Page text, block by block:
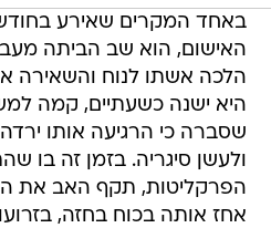
באחד המקרים שאירע בחודש
האישום, הוא שב הביתה
הלכה אשתו לנוח והשאירה
היא ישנה כשעתיים, קמה
שסברה כי הרגיעה אותו
ולעשן סיגריה. בזמן זה בו
הפרקליטות, תקף האב את
אחז אותה בכוח בחזה,